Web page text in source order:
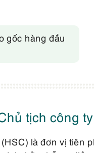
gốc hàng đầu
tịch công ty​
là đơn vị tiên